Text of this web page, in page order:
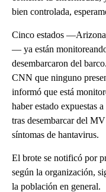
bien controlada,
Cinco estados
— ya están
desembarcaron del
CNN que ninguno
informó que está
haber estado expuestas
tras desembarcar del
síntomas de hantavirus.
El brote se notificó por
según la organización,
la población en general.